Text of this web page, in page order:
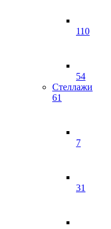
110
54
Стеллажи
61
7
31